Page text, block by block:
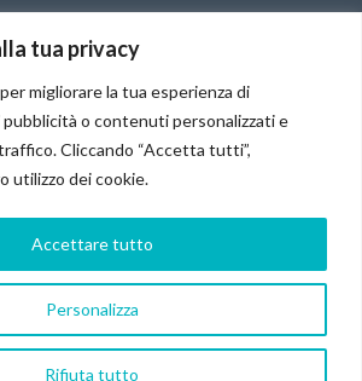
tua privacy
migliorare la tua esperienza di
o contenuti personalizzati e
Cliccando “Accetta tutti”,
utilizzo dei cookie.
Personalizza
Rifiuta tutto
Accettare tutto
Istanbul TOP
Rubil la nostra guida,
e disponibilissima oltre che
Lo consigliamo ad occhi chiusi
All rights reserved. Designed by
Glesius.it